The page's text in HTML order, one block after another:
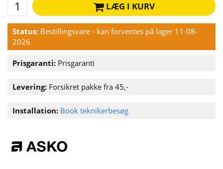
LÆG I KURV
Status: Bestillingsvare - kan forventes på lager 11-08-
2026
Prisgaranti: Prisgaranti
Levering: Forsikret pakke fra 45,-
Installation: Book teknikerbesøg